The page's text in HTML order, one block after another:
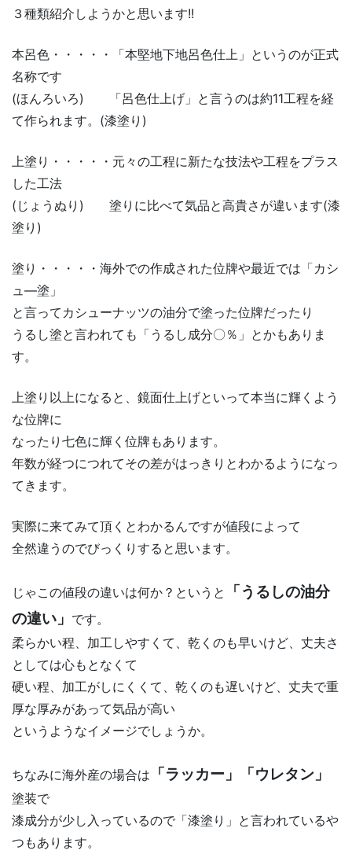
３種類紹介しようかと思います!!
本呂色・・・・・「本堅地下地呂色仕上」というのが正式
名称です
(ほんろいろ) 「呂色仕上げ」と言うのは約11工程を経
て作られます。(漆塗り)
上塗り・・・・・元々の工程に新たな技法や工程をプラス
した工法
(じょうぬり) 塗りに比べて気品と高貴さが違います(漆
塗り)
塗り・・・・・海外での作成された位牌や最近では「カシ
ュ―塗」
と言ってカシューナッツの油分で塗った位牌だったり
うるし塗と言われても「うるし成分〇％」とかもありま
す。
上塗り以上になると、鏡面仕上げといって本当に輝くよう
な位牌に
なったり七色に輝く位牌もあります。
年数が経つにつれてその差がはっきりとわかるようになっ
てきます。
実際に来てみて頂くとわかるんですが値段によって
全然違うのでびっくりすると思います。
じゃこの値段の違いは何か？というと
「うるしの油分
の違い」 です。
柔らかい程、加工しやすくて、乾くのも早いけど、丈夫さ
としては心もとなくて
硬い程、加工がしにくくて、乾くのも遅いけど、丈夫で重
厚な厚みがあって気品が高い
というようなイメージでしょうか。
ちなみに海外産の場合は 「ラッカー」「ウレタン」
塗装で
漆成分が少し入っているので「漆塗り」と言われているや
つもあります。